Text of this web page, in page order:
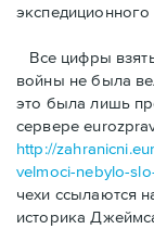
экспедиционного
Bсе цифры
войны не была
это была лишь
сервере
http://
velmoci-nebylo-
чехи ссылаются
историка